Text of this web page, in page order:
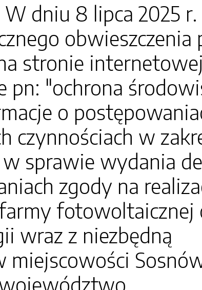
W dniu 8 lipca 2025 r.
obwieszczenia
stronie
pn: "ochrona
o
czynnościach w
sprawie wydania
zgody na
fotowoltaicznej
wraz z niezbędną